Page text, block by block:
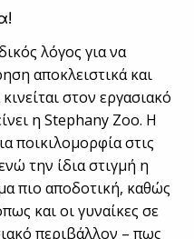
λόγος για να
αποκλειστικά και
στον εργασιακό
η Stephany Zoo. Η
ποικιλομορφία στις
την ίδια στιγμή η
πιο αποδοτική, καθώς
και οι γυναίκες σε
περιβάλλον – πως